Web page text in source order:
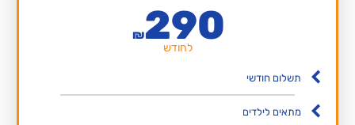
₪290
לחודש
תשלום חודשי
מתאים לילדים